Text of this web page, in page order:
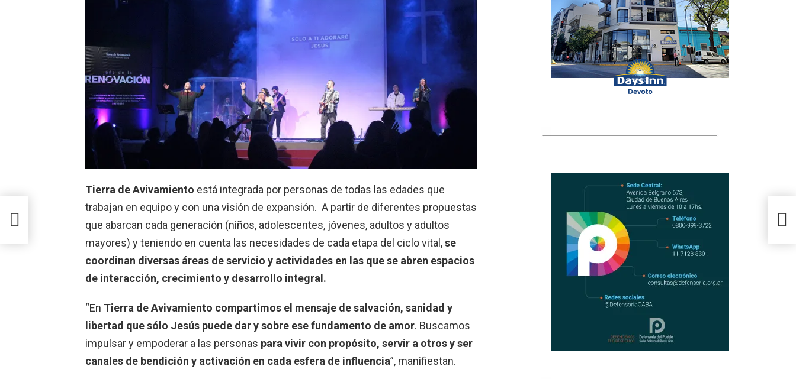
Tierra de Avivamiento está integrada por personas de todas las edades que
trabajan en equipo y con una visión de expansión. A partir de diferentes propuestas
que abarcan cada generación (niños, adolescentes, jóvenes, adultos y adultos
mayores) y teniendo en cuenta las necesidades de cada etapa del ciclo vital,se
coordinan diversas áreas de servicio y actividades en las que se abren espacios
de interacción, crecimiento y desarrollo integral.
“En Tierra de Avivamiento compartimos el mensaje de salvación, sanidad y
libertad que sólo Jesús puede dar y sobre ese fundamento de amor. Buscamos
impulsar y empoderar a las personas para vivir con propósito, servir a otros y ser
canales de bendición y activación en cada esfera de influencia”, manifiestan.